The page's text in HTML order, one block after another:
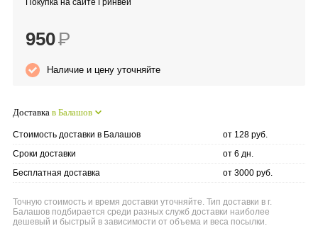
Green Minds
Покупка на сайте Гринвей
950Р
Наличие и цену уточняйте
Доставка в Балашов
Стоимость доставки в Балашов
от 128 руб.
Сроки доставки
от 6 дн.
Бесплатная доставка
от 3000 руб.
Точную стоимость и время доставки уточняйте. Тип доставки в г.
Балашов подбирается среди разных служб доставки наиболее
дешевый и быстрый в зависимости от объема и веса посылки.